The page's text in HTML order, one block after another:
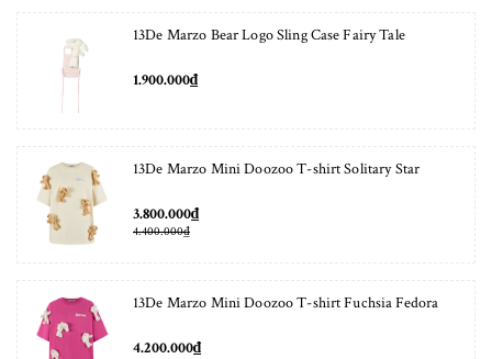
13De Marzo Bear Logo Sling Case Fairy Tale
1.900.000₫
13De Marzo Mini Doozoo T-shirt Solitary Star
3.800.000₫
4.400.000₫
13De Marzo Mini Doozoo T-shirt Fuchsia Fedora
4.200.000₫